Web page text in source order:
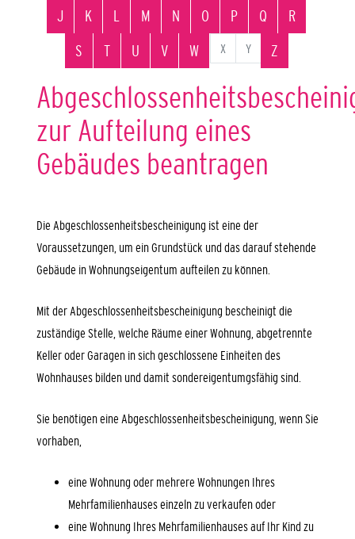
J
K L M N O P Q
R
S
T U V W X Y Z
zur Aufteilung eines
Gebäudes beantragen
Die Abgeschlossenheitsbescheinigung ist eine der
Voraussetzungen, um ein Grundstück und das darauf stehende
Gebäude in Wohnungseigentum aufteilen zu können.
Mit der Abgeschlossenheitsbescheinigung bescheinigt die
zuständige Stelle, welche Räume einer Wohnung, abgetrennte
Keller oder Garagen in sich geschlossene Einheiten des
Wohnhauses bilden und damit sondereigentumgsfähig sind.
Sie benötigen eine Abgeschlossenheitsbescheinigung, wenn Sie
vorhaben,
eine Wohnung oder mehrere Wohnungen Ihres
Mehrfamilienhauses einzeln zu verkaufen oder
eine Wohnung Ihres Mehrfamilienhauses auf Ihr Kind zu